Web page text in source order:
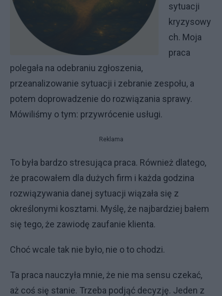
sytuacji
kryzysowy
ch. Moja
praca
polegała na odebraniu zgłoszenia,
przeanalizowanie sytuacji i zebranie zespołu, a
potem doprowadzenie do rozwiązania sprawy.
Mówiliśmy o tym: przywrócenie usługi.
Reklama
To była bardzo stresująca praca. Również dlatego,
że pracowałem dla dużych firm i każda godzina
rozwiązywania danej sytuacji wiązała się z
określonymi kosztami. Myślę, że najbardziej bałem
się tego, że zawiodę zaufanie klienta.
Choć wcale tak nie było, nie o to chodzi.
Ta praca nauczyła mnie, że nie ma sensu czekać,
aż coś się stanie. Trzeba podjąć decyzję. Jeden z